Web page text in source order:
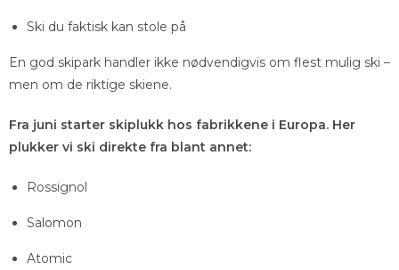
Ski du faktisk kan stole på
En god skipark handler ikke nødvendigvis om flest mulig ski –
men om de riktige skiene.
Fra juni starter skiplukk hos fabrikkene i Europa. Her
plukker vi ski direkte fra blant annet:
Rossignol
Salomon
Atomic